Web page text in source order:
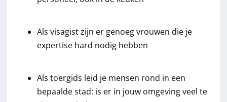
Als visagist zijn er genoeg vrouwen die je
expertise hard nodig hebben
Als toergids leid je mensen rond in een
bepaalde stad: is er in jouw omgeving veel te